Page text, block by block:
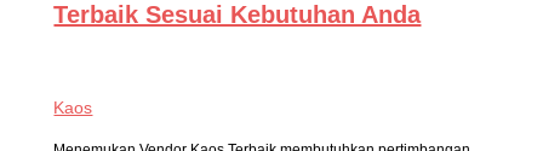
Terbaik Sesuai Kebutuhan Anda
Kaos